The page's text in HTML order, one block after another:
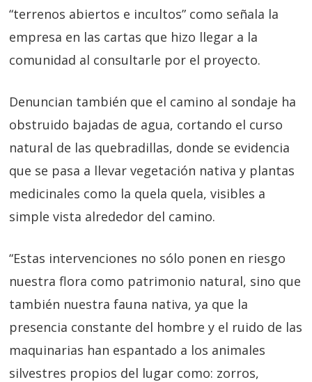
“terrenos abiertos e incultos” como señala la
empresa en las cartas que hizo llegar a la
comunidad al consultarle por el proyecto.
Denuncian también que el camino al sondaje ha
obstruido bajadas de agua, cortando el curso
natural de las quebradillas, donde se evidencia
que se pasa a llevar vegetación nativa y plantas
medicinales como la quela quela, visibles a
simple vista alrededor del camino.
“Estas intervenciones no sólo ponen en riesgo
nuestra flora como patrimonio natural, sino que
también nuestra fauna nativa, ya que la
presencia constante del hombre y el ruido de las
maquinarias han espantado a los animales
silvestres propios del lugar como: zorros,